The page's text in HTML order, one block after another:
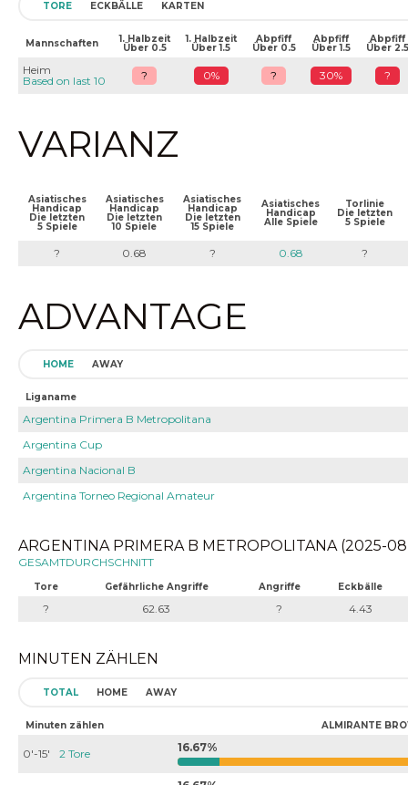
TORE ECKBÄLLE KARTEN
Mannschaften 1. Halbzeit
Über 0.5
1. Halbzeit
Über 1.5
Abpfiff
Über 0.5
Abpfiff
Über 1.5
Abpfiff
Über 2.5
Heim
Based on last 10
? 0% ? 30% ?
VARIANZ
Asiatisches
Handicap
Die letzten
5 Spiele
Asiatisches
Handicap
Die letzten
10 Spiele
Asiatisches
Handicap
Die letzten
15 Spiele
Asiatisches
Handicap
Alle Spiele
Torlinie
Die letzten
5 Spiele
? 0.68 ? 0.68 ?
ADVANTAGE
HOME AWAY
Liganame
Argentina Primera B Metropolitana
Argentina Cup
Argentina Nacional B
Argentina Torneo Regional Amateur
ARGENTINA PRIMERA B METROPOLITANA (2025-
GESAMTDURCHSCHNITT
Tore Gefährliche Angriffe Angriffe Eckbälle
? 62.63 ? 4.43
MINUTEN ZÄHLEN
TOTAL HOME AWAY
Minuten zählen ALMIRANTE
0'-15' 2 Tore 16.67%